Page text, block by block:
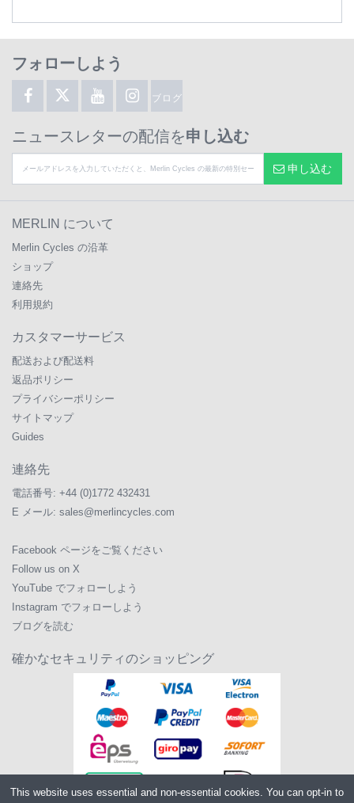
フォローしよう
ブログ
ニュースレターの配信を申し込む
申し込む
MERLIN について
Merlin Cycles の沿革
ショップ
連絡先
利用規約
カスタマーサービス
配送および配送料
返品ポリシー
プライバシーポリシー
サイトマップ
Guides
連絡先
電話番号: +44 (0)1772 432431
E メール: sales@merlincycles.com
Facebook ページをご覧ください
Follow us on X
YouTube でフォローしよう
Instagram でフォローしよう
ブログを読む
確かなセキュリティのショッピング
This website uses essential and non-essential cookies. You can opt-in to